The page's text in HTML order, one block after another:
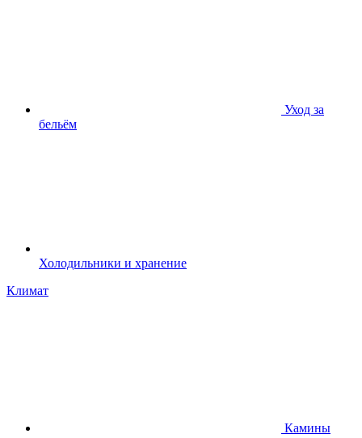
Уход за
бельём
Холодильники и хранение
Климат
Камины